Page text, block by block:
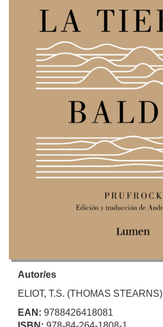
Autor/es
ELIOT, T.S. (THOMAS STEARNS)
EAN: 9788426418081